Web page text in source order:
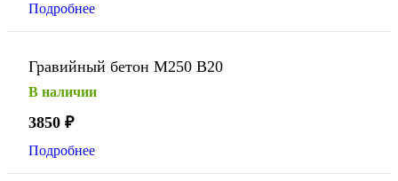
Подробнее
Гравийный бетон М250 В20
В наличии
3850 ₽
Подробнее